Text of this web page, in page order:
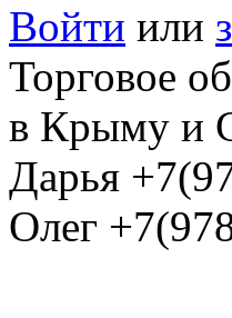
Войти или
Торговое
в Крыму и
Дарья
Олег